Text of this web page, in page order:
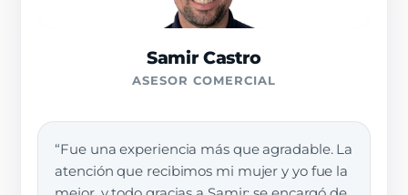
Samir Castro
ASESOR COMERCIAL
“Fue una experiencia más que agradable. La
atención que recibimos mi mujer y yo fue la